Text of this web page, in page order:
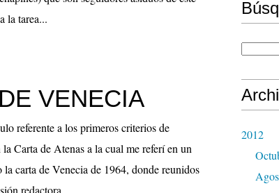
la tarea...
VENECIA
referente a los primeros criterios de
Carta de Atenas a la cual me referí en un
la carta de Venecia de 1964, donde reunidos
redactora...
2012